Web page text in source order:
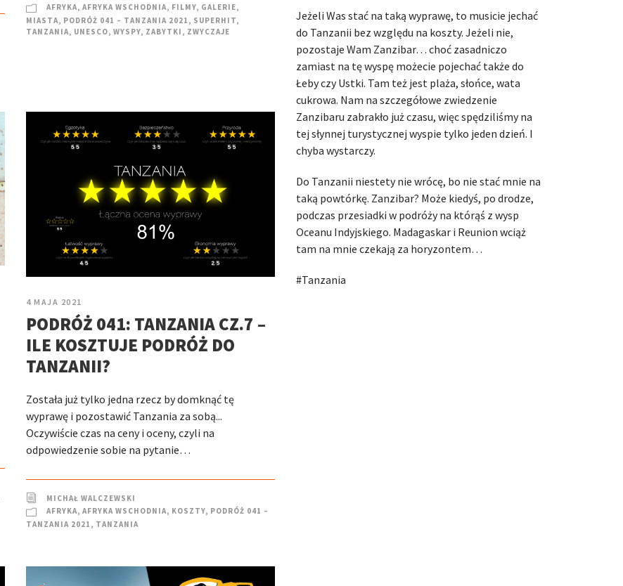
AFRYKA, AFRYKA WSCHODNIA, FILMY, GALERIE,
MIASTA, PODRÓŻ 041 – TANZANIA 2021 , SUPERHIT,
TANZANIA, UNESCO, WYSPY, ZABYTKI , ZWYCZAJE
4 MAJA 2021
PODRÓŻ 041: TANZANIA CZ.7 –
ILE KOSZTUJE PODRÓŻ DO
TANZANII?
Została już tylko jedna rzecz by domknąć tę
wyprawę i pozostawić Tanzania za sobą...
Oczywiście czas na ceny i oceny, czyli na
odpowiedzenie sobie na pytanie…
MICHAŁ WALCZEWSKI
AFRYKA, AFRYKA WSCHODNIA, KOSZTY, PODRÓŻ 041 –
TANZANIA 2021 , TANZANIA
Jeżeli Was stać na taką wyprawę, to musicie jechać
do Tanzanii bez względu na koszty. Jeżeli nie,
pozostaje Wam Zanzibar… choć zasadniczo
zamiast na tę wyspę możecie pojechać także do
Łeby czy Ustki. Tam też jest plaża, słońce, wata
cukrowa. Nam na szczegółowe zwiedzenie
Zanzibaru zabrakło już czasu, więc spędziliśmy na
tej słynnej turystycznej wyspie tylko jeden dzień. I
chyba wystarczy.
Do Tanzanii niestety nie wrócę, bo nie stać mnie na
taką powtórkę. Zanzibar? Może kiedyś, po drodze,
podczas przesiadki w podróży na którąś z wysp
Oceanu Indyjskiego. Madagaskar i Reunion wciąż
tam na mnie czekają za horyzontem…
#Tanzania